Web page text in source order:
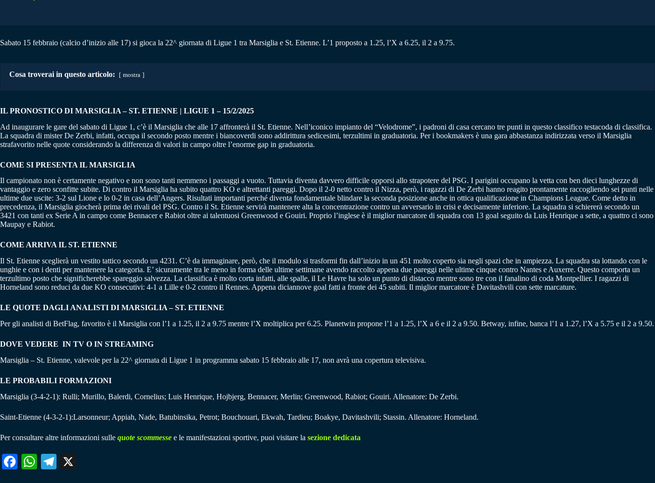
Sabato 15 febbraio (calcio d’inizio alle 17) si gioca la 22^ giornata di Ligue 1 tra Marsiglia e St. Etienne. L’1 proposto a 1.25, l’X a 6.25, il 2 a 9.75.
Cosa troverai in questo articolo: mostra
IL PRONOSTICO DI MARSIGLIA – ST. ETIENNE | LIGUE 1 – 15/2/2025
Ad inaugurare le gare del sabato di Ligue 1, c’è il Marsiglia che alle 17 affronterà il St. Etienne. Nell’iconico impianto del “Velodrome”, i padroni di casa cercano tre punti in questo classifico testacoda di classifica.
La squadra di mister De Zerbi, infatti, occupa il secondo posto mentre i biancoverdi sono addirittura sedicesimi, terzultimi in graduatoria. Per i bookmakers è una gara abbastanza indirizzata verso il Marsiglia
strafavorito nelle quote considerando la differenza di valori in campo oltre l’enorme gap in graduatoria.
COME SI PRESENTA IL MARSIGLIA
Il campionato non è certamente negativo e non sono tanti nemmeno i passaggi a vuoto. Tuttavia diventa davvero difficile opporsi allo strapotere del PSG. I parigini occupano la vetta con ben dieci lunghezze di
vantaggio e zero sconfitte subite. Di contro il Marsiglia ha subito quattro KO e altrettanti pareggi. Dopo il 2-0 netto contro il Nizza, però, i ragazzi di De Zerbi hanno reagito prontamente raccogliendo sei punti nelle
ultime due uscite: 3-2 sul Lione e lo 0-2 in casa dell’Angers. Risultati importanti perché diventa fondamentale blindare la seconda posizione anche in ottica qualificazione in Champions League. Come detto in
precedenza, il Marsiglia giocherà prima dei rivali del PSG. Contro il St. Etienne servirà mantenere alta la concentrazione contro un avversario in crisi e decisamente inferiore. La squadra si schiererà secondo un
3421 con tanti ex Serie A in campo come Bennacer e Rabiot oltre ai talentuosi Greenwood e Gouiri. Proprio l’inglese è il miglior marcatore di squadra con 13 goal seguito da Luis Henrique a sette, a quattro ci sono
Maupay e Rabiot.
COME ARRIVA IL ST. ETIENNE
Il St. Etienne sceglierà un vestito tattico secondo un 4231. C’è da immaginare, però, che il modulo si trasformi fin dall’inizio in un 451 molto coperto sia negli spazi che in ampiezza. La squadra sta lottando con le
unghie e con i denti per mantenere la categoria. E’ sicuramente tra le meno in forma delle ultime settimane avendo raccolto appena due pareggi nelle ultime cinque contro Nantes e Auxerre. Questo comporta un
terzultimo posto che significherebbe spareggio salvezza. La classifica è molto corta infatti, alle spalle, il Le Havre ha solo un punto di distacco mentre sono tre con il fanalino di coda Montpellier. I ragazzi di
Horneland sono reduci da due KO consecutivi: 4-1 a Lille e 0-2 contro il Rennes. Appena diciannove goal fatti a fronte dei 45 subiti. Il miglior marcatore è Davitashvili con sette marcature.
LE QUOTE DAGLI ANALISTI DI MARSIGLIA – ST. ETIENNE
Per gli analisti di BetFlag, favorito è il Marsiglia con l’1 a 1.25, il 2 a 9.75 mentre l’X moltiplica per 6.25. Planetwin propone l’1 a 1.25, l’X a 6 e il 2 a 9.50. Betway, infine, banca l’1 a 1.27, l’X a 5.75 e il 2 a 9.50.
DOVE VEDERE IN TV O IN STREAMING
Marsiglia – St. Etienne, valevole per la 22^ giornata di Ligue 1 in programma sabato 15 febbraio alle 17, non avrà una copertura televisiva.
LE PROBABILI FORMAZIONI
Marsiglia (3-4-2-1): Rulli; Murillo, Balerdi, Cornelius; Luis Henrique, Hojbjerg, Bennacer, Merlin; Greenwood, Rabiot; Gouiri. Allenatore: De Zerbi.
Saint-Etienne (4-3-2-1):Larsonneur; Appiah, Nade, Batubinsika, Petrot; Bouchouari, Ekwah, Tardieu; Boakye, Davitashvili; Stassin. Allenatore: Horneland.
Per consultare altre informazioni sulle quote scommesse e le manifestazioni sportive, puoi visitare la sezione dedicata
Fa W
Te